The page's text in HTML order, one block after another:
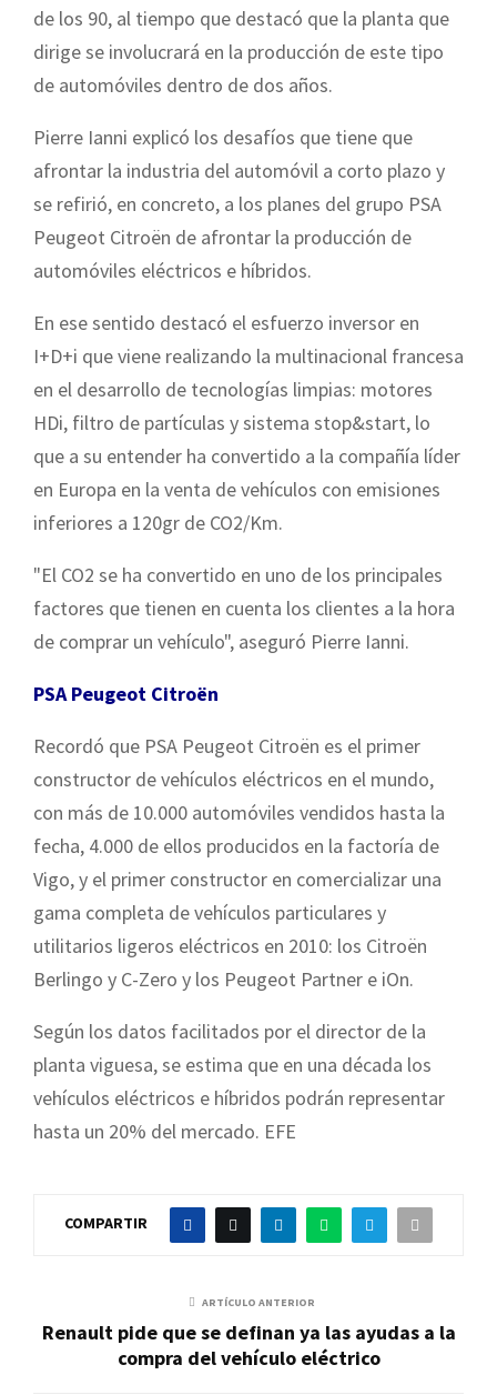
de los 90, al tiempo que destacó que la planta que
dirige se involucrará en la producción de este tipo
de automóviles dentro de dos años.
Pierre Ianni explicó los desafíos que tiene que
afrontar la industria del automóvil a corto plazo y
se refirió, en concreto, a los planes del grupo PSA
Peugeot Citroën de afrontar la producción de
automóviles eléctricos e híbridos.
En ese sentido destacó el esfuerzo inversor en
I+D+i que viene realizando la multinacional francesa
en el desarrollo de tecnologías limpias: motores
HDi, filtro de partículas y sistema stop&start, lo
que a su entender ha convertido a la compañía líder
en Europa en la venta de vehículos con emisiones
inferiores a 120gr de CO2/Km.
"El CO2 se ha convertido en uno de los principales
factores que tienen en cuenta los clientes a la hora
de comprar un vehículo", aseguró Pierre Ianni.
PSA Peugeot Citroën
Recordó que PSA Peugeot Citroën es el primer
constructor de vehículos eléctricos en el mundo,
con más de 10.000 automóviles vendidos hasta la
fecha, 4.000 de ellos producidos en la factoría de
Vigo, y el primer constructor en comercializar una
gama completa de vehículos particulares y
utilitarios ligeros eléctricos en 2010: los Citroën
Berlingo y C-Zero y los Peugeot Partner e iOn.
Según los datos facilitados por el director de la
planta viguesa, se estima que en una década los
vehículos eléctricos e híbridos podrán representar
hasta un 20% del mercado. EFE
COMPARTIR
ARTÍCULO ANTERIOR
Renault pide que se definan ya las ayudas a la
compra del vehículo eléctrico